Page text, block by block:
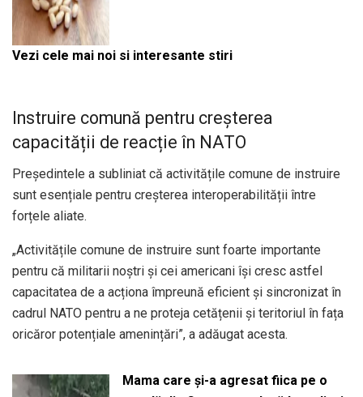
Vezi cele mai noi si interesante stiri
Instruire comună pentru creșterea
capacității de reacție în NATO
Președintele a subliniat că activitățile comune de instruire
sunt esențiale pentru creșterea interoperabilității între
forțele aliate.
„Activitățile comune de instruire sunt foarte importante
pentru că militarii noștri și cei americani își cresc astfel
capacitatea de a acționa împreună eficient și sincronizat în
cadrul NATO pentru a ne proteja cetățenii și teritoriul în fața
oricăror potențiale amenințări”, a adăugat acesta.
Mama care și-a agresat fiica pe o